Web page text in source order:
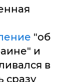
"об
и
в
сразу